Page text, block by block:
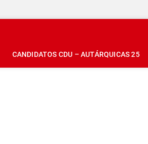
CANDIDATOS CDU – AUTÁRQUICAS 25